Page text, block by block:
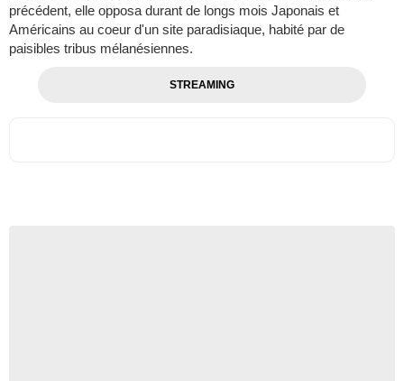
précédent, elle opposa durant de longs mois Japonais et
Américains au coeur d'un site paradisiaque, habité par de
paisibles tribus mélanésiennes.
STREAMING